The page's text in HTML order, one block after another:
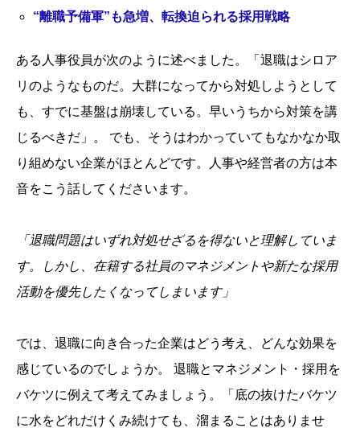
“離職予備軍”も急増、転換迫られる採用戦略
ある人事役員が次のように述べました。「退職はシロア
リのようなものだ。大群になってから対処しようとして
も、すでに基盤は崩壊している。早いうちから対策を講
じるべきだ」。 でも、そうはわかっていてもなかなか取
り組めない企業がほとんどです。人事や経営者の方は本
音をこう話してくださいます。
「退職問題はいずれ対処せざるを得ないと理解していま
す。しかし、在籍する社員のマネジメントや新たな採用
活動を優先したくなってしまいます」
では、退職に向き合った企業はどう考え、どんな効果を
感じているのでしょうか。 退職とマネジメント・採用を
バケツに例えて考えてみましょう。「底の抜けたバケツ
に水をどれだけくみ続けても、溜まることはありませ